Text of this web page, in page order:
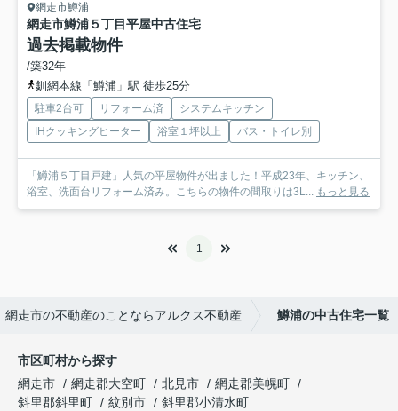
網走市鱒浦
網走市鱒浦５丁目平屋中古住宅
過去掲載物件
/築32年
釧網本線「鱒浦」駅 徒歩25分
駐車2台可 リフォーム済
システムキッチン
IHクッキングヒーター
浴室１坪以上 バス・トイレ別
「鱒浦５丁目戸建」人気の平屋物件が出ました！平成23年、キッチン、
浴室、洗面台リフォーム済み。こちらの物件の間取りは3L... もっと見る
1
網走市の不動産のことならアルクス不動産 鱒浦の中古住宅一覧
市区町村から探す
網走市
網走郡大空町 北見市
網走郡美幌町
斜里郡斜里町
紋別市
斜里郡小清水町